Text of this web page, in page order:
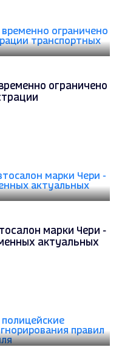
ограничено
марки Чери -
актуальных